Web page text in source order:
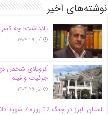
نوشته‌های اخیر
یادداشت| ‌چه کسی
آذر ۲۹, ۱۴۰۴
اَبَر‌ویلای شخص
جزئیات و فیلم
آذر ۲۹, ۱۴۰۴
استان البرز در جنگ 12 روزه 7 شهید دانشجو تقدیم انقلاب کرد